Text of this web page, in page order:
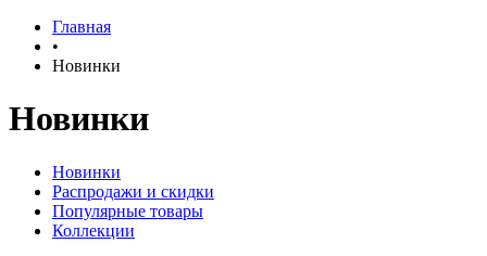
Главная
•
Новинки
Новинки
Новинки
Распродажи и скидки
Популярные товары
Коллекции